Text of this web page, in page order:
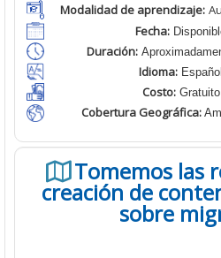
Modalidad de aprendizaje:
Fecha:
Duración:
Idioma: Español
Costo:Gratuito
Cobertura Geográfica:
Tomemos las
creación de
sobre